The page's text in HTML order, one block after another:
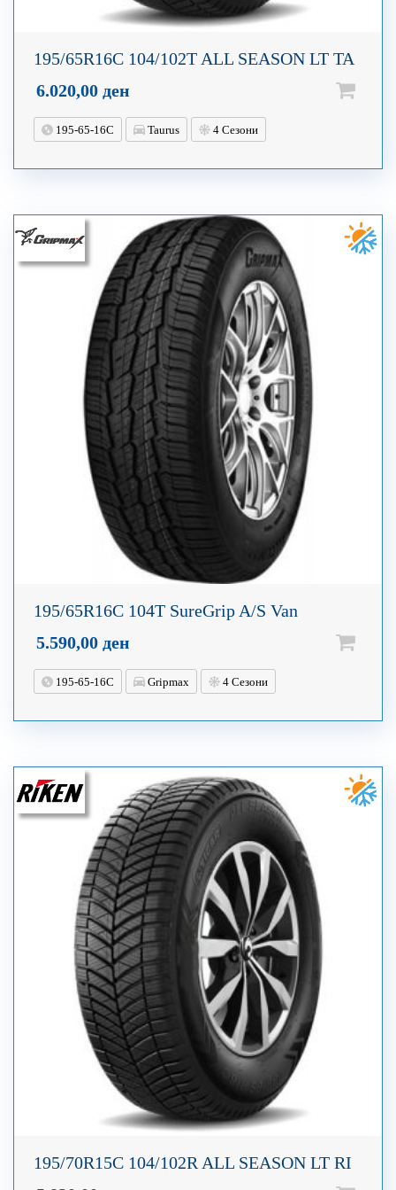
195/65R16C 104/102T ALL SEASON LT TA
6.020,00 ден
195-65-16C Taurus 4 Сезони
195/65R16C 104T SureGrip A/S Van
5.590,00 ден
195-65-16C Gripmax 4 Сезони
195/70R15C 104/102R ALL SEASON LT RI